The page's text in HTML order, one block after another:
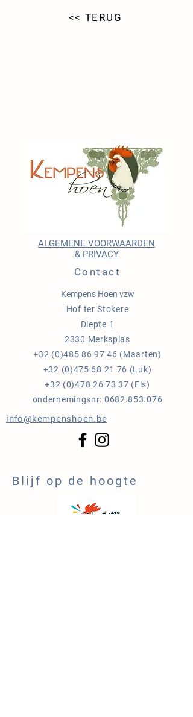
<< TERUG
ALGEMENE VOORWAARDEN
& PRIVACY
Contact
Kempens Hoen vzw
Hof ter Stokere
Diepte 1
2330 Merksplas
+32 (0)485 86 97 46 (Maarten)
+32 (0)475 68 21 76 (Luk)
+32 (0)478 26 73 37 (Els)
ondernemingsnr: 0682.853.076
info@kempenshoen.be
Blijf op de hoogte